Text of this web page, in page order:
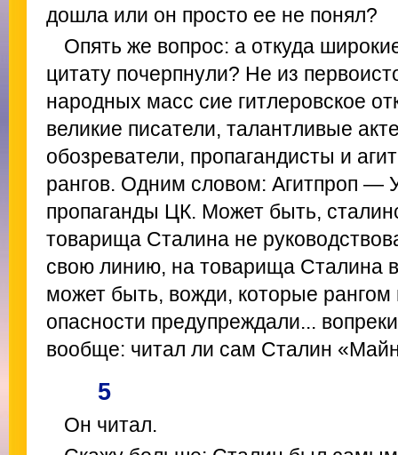
дошла или он просто ее не понял?
Опять же вопрос: а откуда
цитату почерпнули? Не из
народных масс сие гитлеровское
великие писатели, талантливые
обозреватели, пропагандисты и
рангов. Одним словом: Агитпроп —
пропаганды ЦК. Может быть,
товарища Сталина не
свою линию, на товарища Сталина
может быть, вожди, которые
опасности предупреждали...
вообще: читал ли сам Сталин
5
Он читал.